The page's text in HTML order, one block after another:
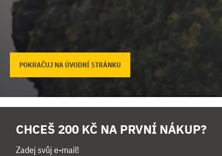
POKRAČUJ NA ÚVODNÍ STRÁNKU
CHCEŠ 200 KČ NA PRVNÍ NÁKUP?
Zadej svůj e-mail!